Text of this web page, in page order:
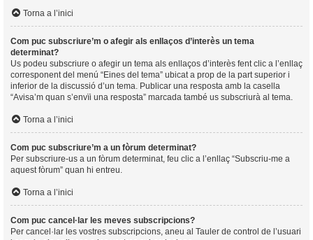
Torna a l’inici
Com puc subscriure’m o afegir als enllaços d’interès un tema
determinat?
Us podeu subscriure o afegir un tema als enllaços d’interès fent clic a l’enllaç
corresponent del menú “Eines del tema” ubicat a prop de la part superior i
inferior de la discussió d’un tema. Publicar una resposta amb la casella
“Avisa’m quan s’envïi una resposta” marcada també us subscriurà al tema.
Torna a l’inici
Com puc subscriure’m a un fòrum determinat?
Per subscriure-us a un fòrum determinat, feu clic a l’enllaç “Subscriu-me a
aquest fòrum” quan hi entreu.
Torna a l’inici
Com puc cancel·lar les meves subscripcions?
Per cancel·lar les vostres subscripcions, aneu al Tauler de control de l’usuari